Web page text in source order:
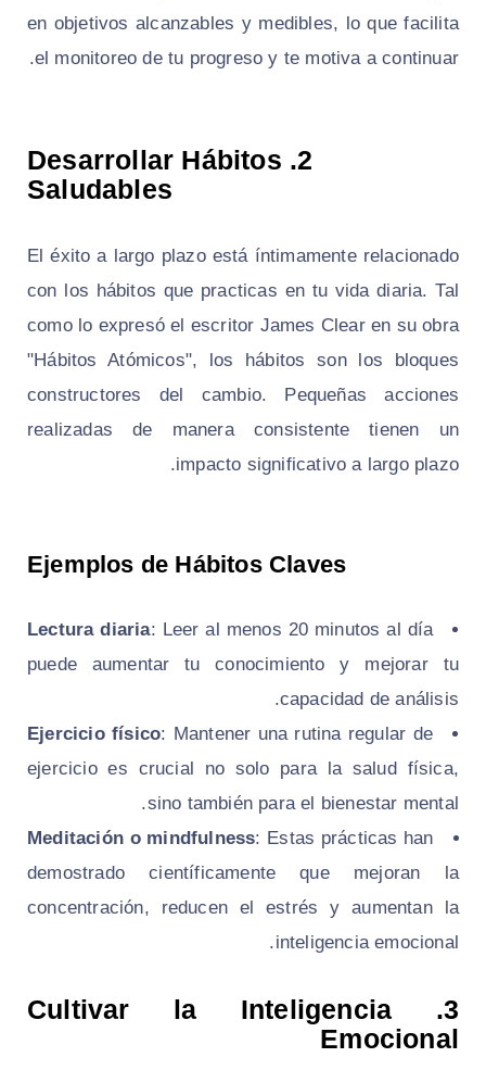
en objetivos alcanzables y medibles, lo que facilita
el monitoreo de tu progreso y te motiva a continuar.
2. Desarrollar Hábitos
Saludables
El éxito a largo plazo está íntimamente relacionado
con los hábitos que practicas en tu vida diaria. Tal
como lo expresó el escritor James Clear en su obra
"Hábitos Atómicos", los hábitos son los bloques
constructores del cambio. Pequeñas acciones
realizadas de manera consistente tienen un
impacto significativo a largo plazo.
Ejemplos de Hábitos Claves
Lectura diaria: Leer al menos 20 minutos al día
puede aumentar tu conocimiento y mejorar tu
capacidad de análisis.
Ejercicio físico: Mantener una rutina regular de
ejercicio es crucial no solo para la salud física,
sino también para el bienestar mental.
Meditación o mindfulness: Estas prácticas han
demostrado científicamente que mejoran la
concentración, reducen el estrés y aumentan la
inteligencia emocional.
3. Cultivar la Inteligencia
Emocional